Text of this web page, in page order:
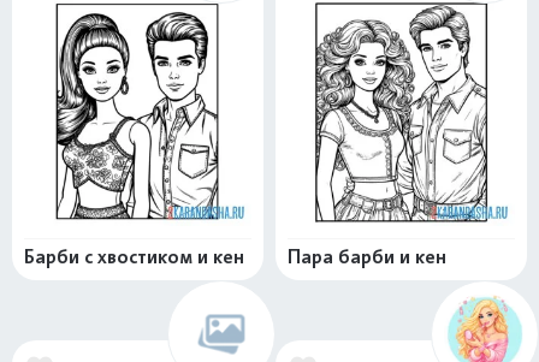
Барби с хвостиком и кен Пара барби и кен